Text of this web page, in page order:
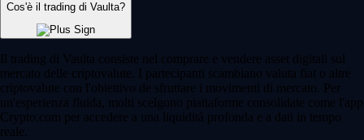
Cos'è il trading di Vaulta?
Il trading di Vaulta consiste nel comprare e vendere asset digitali sul
mercato delle criptovalute. I partecipanti scambiano valuta fiat o altre
criptovalute con l'obiettivo de sfruttare i movimenti di mercato. Per
un'esperienza fluida, molti scelgono piattaforme consolidate come l'app
Crypto.com per accedere a una liquidità profonda e a dati in tempo
reale.